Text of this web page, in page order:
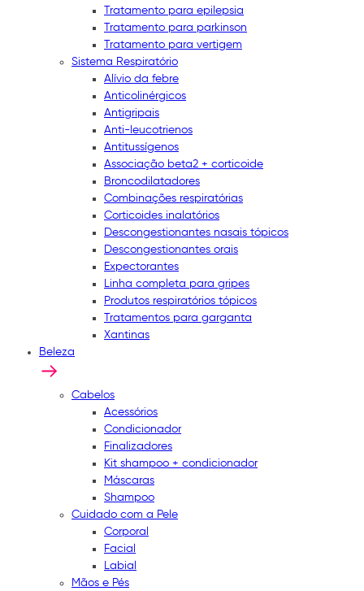
Tratamento para epilepsia
Tratamento para parkinson
Tratamento para vertigem
Sistema Respiratório
Alívio da febre
Anticolinérgicos
Antigripais
Anti-leucotrienos
Antitussígenos
Associação beta2 + corticoide
Broncodilatadores
Combinações respiratórias
Corticoides inalatórios
Descongestionantes nasais tópicos
Descongestionantes orais
Expectorantes
Linha completa para gripes
Produtos respiratórios tópicos
Tratamentos para garganta
Xantinas
Beleza
Cabelos
Acessórios
Condicionador
Finalizadores
Kit shampoo + condicionador
Máscaras
Shampoo
Cuidado com a Pele
Corporal
Facial
Labial
Mãos e Pés